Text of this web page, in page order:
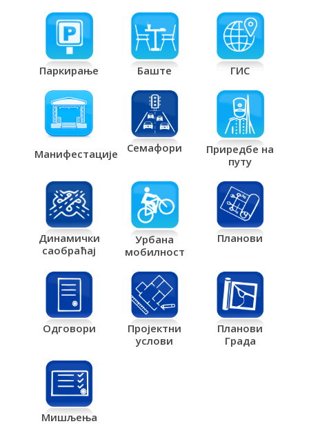
Паркирање Баште ГИС
Манифестације Семафори
Приредбе на
путу
Динамички
саобраћај
Урбана
мобилност
Планови
Одговори
Пројектни
услови
Планови
Града
Мишљења